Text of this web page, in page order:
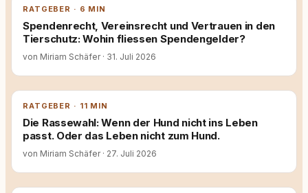
RATGEBER · 6 MIN
Spendenrecht, Vereinsrecht und Vertrauen in den
Tierschutz: Wohin fliessen Spendengelder?
von Miriam Schäfer · 31. Juli 2026
RATGEBER · 11 MIN
Die Rassewahl: Wenn der Hund nicht ins Leben
passt. Oder das Leben nicht zum Hund.
von Miriam Schäfer · 27. Juli 2026